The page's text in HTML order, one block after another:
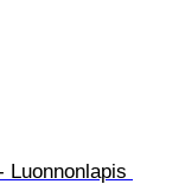
Luonnonlapis